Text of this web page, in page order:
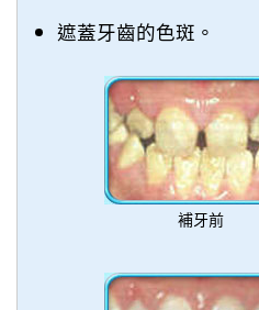
遮蓋牙齒的色斑。
補牙前